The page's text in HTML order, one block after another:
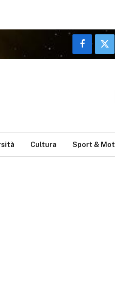
Facebook
X
Cultura Sport &